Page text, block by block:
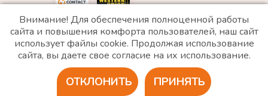
*WhatsApp принадлежит компании Meta, которая признана экстремистской и запрещена в
РФ
2020 © Все права защищены. ИП «Войтенко»
Разработка сайта
Внимание! Для обеспечения полноценной работы
сайта и повышения комфорта пользователей, наш сайт
использует файлы cookie. Продолжая использование
сайта, вы даете свое согласие на их использование.
ПРИНЯТЬ
ОТКЛОНИТЬ